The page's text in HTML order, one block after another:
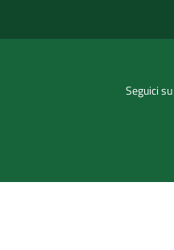
Seguici su